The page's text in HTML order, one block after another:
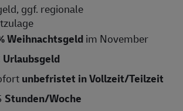
ggf. regionale
Weihnachtsgeldim November
unbefristet in Vollzeit/Teilzeit
Stunden/Woche